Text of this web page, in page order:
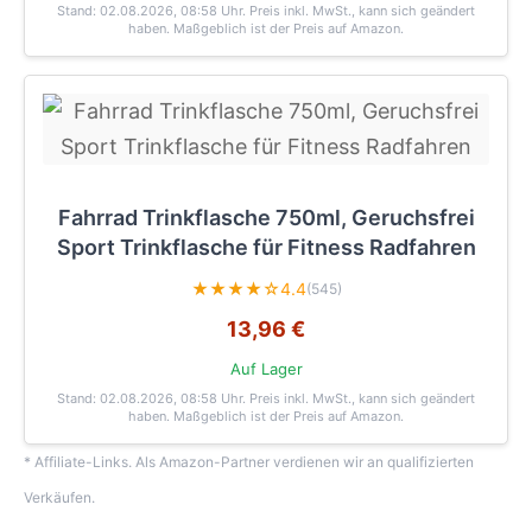
Stand: 02.08.2026, 08:58 Uhr. Preis inkl. MwSt., kann sich geändert
haben. Maßgeblich ist der Preis auf Amazon.
Fahrrad Trinkflasche 750ml, Geruchsfrei
Sport Trinkflasche für Fitness Radfahren
★★★★☆4.4(545)
13,96 €
Auf Lager
Stand: 02.08.2026, 08:58 Uhr. Preis inkl. MwSt., kann sich geändert
haben. Maßgeblich ist der Preis auf Amazon.
* Affiliate-Links. Als Amazon-Partner verdienen wir an qualifizierten
Verkäufen.